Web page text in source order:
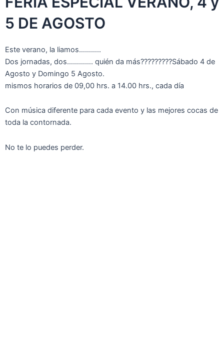
5 DE AGOSTO
Este verano, la liamos………..
Dos jornadas, dos…………. quién da más?????????Sábado 4 de
Agosto y Domingo 5 Agosto.
mismos horarios de 09,00 hrs. a 14.00 hrs., cada día
Con música diferente para cada evento y las mejores cocas de
toda la contornada.
No te lo puedes perder.